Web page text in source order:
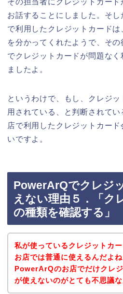
お話することにしました。そ
で利用したクレジットカード
を分かってくれたようで、そ
でクレジットカードが問題なく
ましたよ。
というわけで、もし、クレジッ
用されている、と判断されて
店で利用したクレジットカー
いですよ。
PowerArQでクレジ
えない理由５．「ク
の種類を確認する」
私が使っているクレジットカ
お店では普通に使えるんだよね
PowerArQのお店でだけクレ
が使えないのがとても不思議